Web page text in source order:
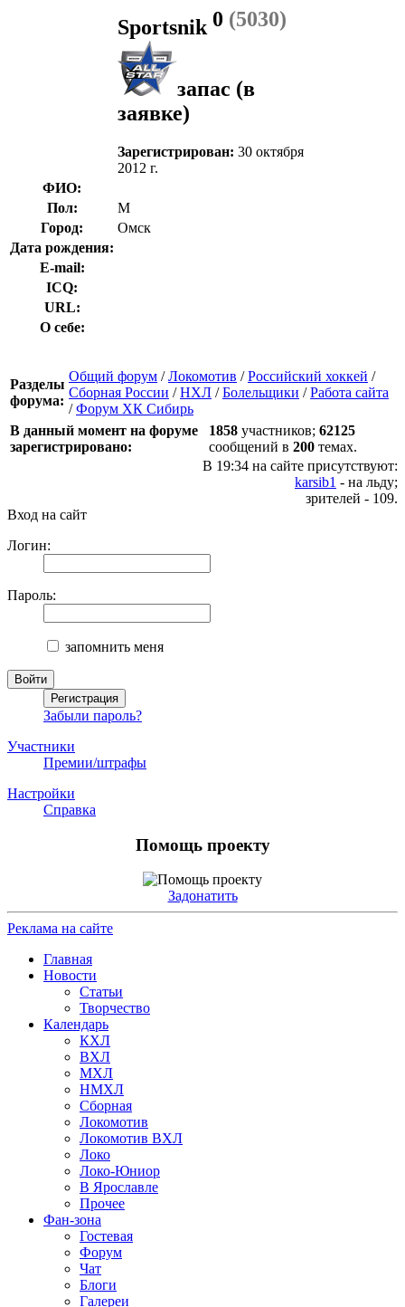
Sportsnik 0 (5030)
запас (в
заявке)
Зарегистрирован: 30 октября
2012 г.
ФИО:
Пол:
М
Город:
Омск
Дата рождения:
E-mail:
ICQ:
URL:
О себе:
Разделы
форума:
Общий форум /Локомотив /Российский хоккей /
Сборная России /НХЛ /Болельщики /Работа сайта
/Форум ХК Сибирь
В данный момент на форуме
зарегистрировано:
1858 участников; 62125
сообщений в 200 темах.
В 19:34 на сайте присутствуют:
karsib1 - на льду;
зрителей - 109.
Вход на сайт
Логин:
Пароль:
запомнить меня
Забыли пароль?
Участники
Премии/штрафы
Настройки
Справка
Помощь проекту
Задонатить
Реклама на сайте
Главная
Новости
Статьи
Творчество
Календарь
КХЛ
ВХЛ
МХЛ
НМХЛ
Сборная
Локомотив
Локомотив ВХЛ
Локо
Локо-Юниор
В Ярославле
Прочее
Фан-зона
Гостевая
Форум
Чат
Блоги
Галереи